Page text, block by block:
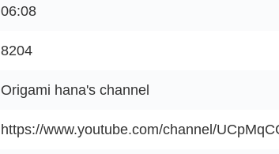
06:08
8204
Origami hana's channel
https://www.youtube.com/channel/